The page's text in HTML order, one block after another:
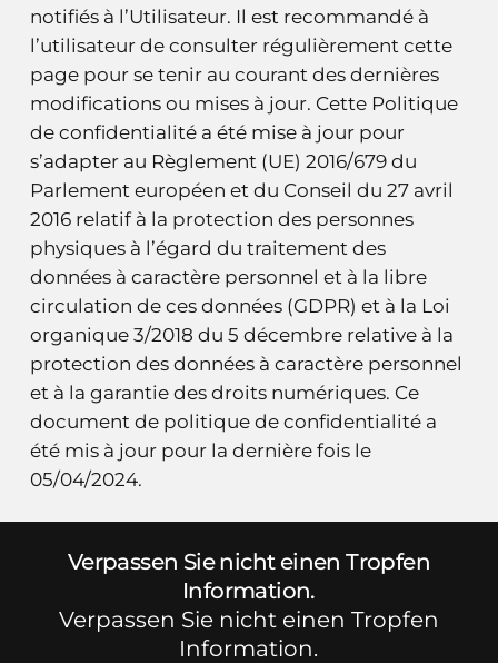
notifiés à l’Utilisateur. Il est recommandé à
l’utilisateur de consulter régulièrement cette
page pour se tenir au courant des dernières
modifications ou mises à jour. Cette Politique
de confidentialité a été mise à jour pour
s’adapter au Règlement (UE) 2016/679 du
Parlement européen et du Conseil du 27 avril
2016 relatif à la protection des personnes
physiques à l’égard du traitement des
données à caractère personnel et à la libre
circulation de ces données (GDPR) et à la Loi
organique 3/2018 du 5 décembre relative à la
protection des données à caractère personnel
et à la garantie des droits numériques. Ce
document de politique de confidentialité a
été mis à jour pour la dernière fois le
05/04/2024.
Verpassen Sie nicht einen Tropfen
Information.
Verpassen Sie nicht einen Tropfen
Information.